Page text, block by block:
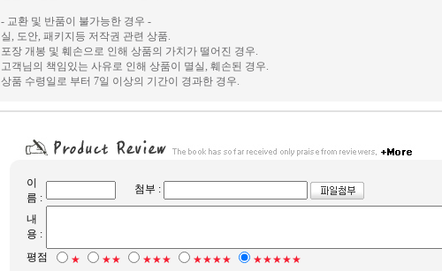
- 교환 및 반품이 불가능한 경우 -
실, 도안, 패키지등 저작권 관련 상품.
포장 개봉 및 훼손으로 인해 상품의 가치가 떨어진 경우.
고객님의 책임있는 사유로 인해 상품이 멸실, 훼손된 경우.
상품 수령일로 부터 7일 이상의 기간이 경과한 경우.
이
름 :
첨부 :
내
용 :
평점
★ ★★ ★★★ ★★★★ ★★★★★